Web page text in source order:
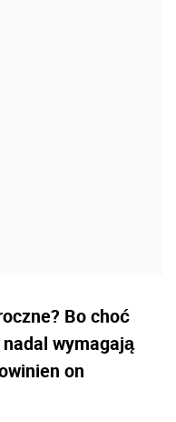
Bo choć
wymagają
on